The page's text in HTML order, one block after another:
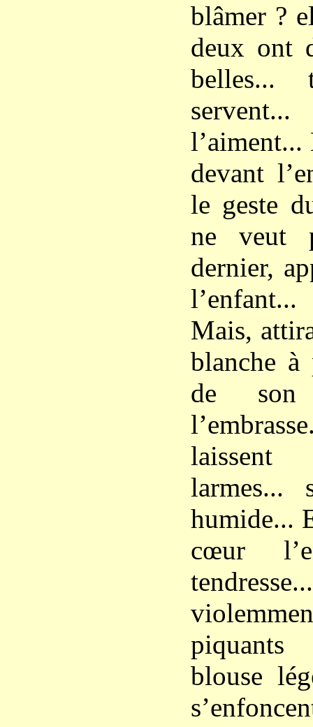
blâmer ?
deux ont
l’aiment...
devant
le geste
ne veut
dernier,
Mais,
blanche
de son
larmes...
humide...
cœur
blouse